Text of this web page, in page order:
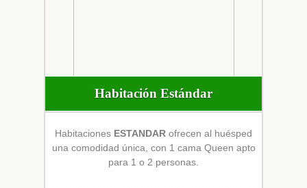
Habitación Estándar
Habitaciones ESTANDAR ofrecen al huésped
una comodidad única, con 1 cama Queen apto
para 1 o 2 personas.